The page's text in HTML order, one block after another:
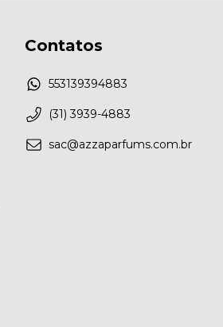
Contatos
553139394883
(31) 3939-4883
sac@azzaparfums.com.br